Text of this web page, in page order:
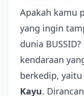
Apakah kamu
yang ingin
dunia
kendaraan
berkedip, yaitu
Kayu.